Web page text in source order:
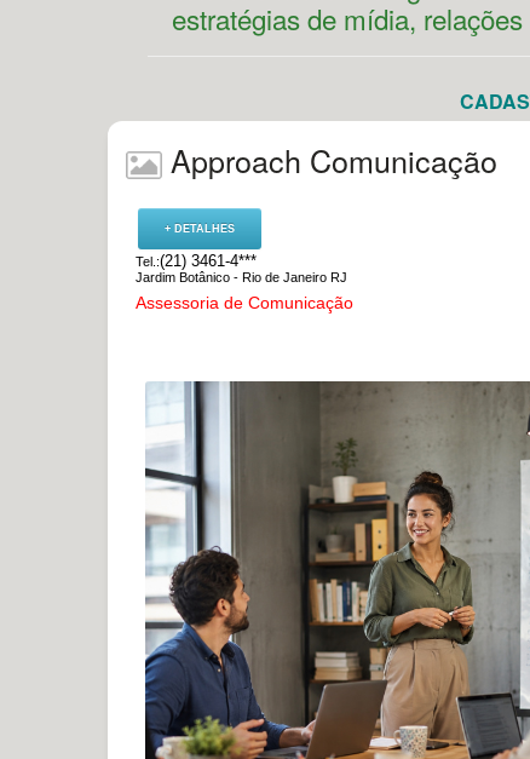
estratégias de mídia,
Approach Comunicação
+ DETALHES
Tel.:(21) 3461-4***
Jardim Botânico - Rio de Janeiro RJ
Assessoria de Comunicação